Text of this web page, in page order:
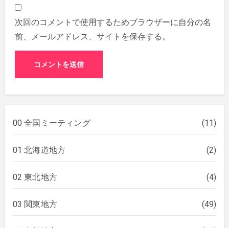
次回のコメントで使用するためブラウザーに自分の名
前、メールアドレス、サイトを保存する。
00 全国ミーティング (11)
01 北海道地方 (2)
02 東北地方 (4)
03 関東地方 (49)